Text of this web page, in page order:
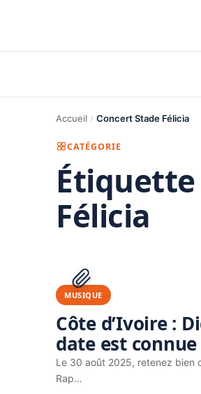
Accueil Concert Stade Félicia
CATÉGORIE
Étiquette
Félicia
MUSIQUE
Côte d’Ivoire :
date est connue
Le 30 août 2025, retenez bien
Rap…